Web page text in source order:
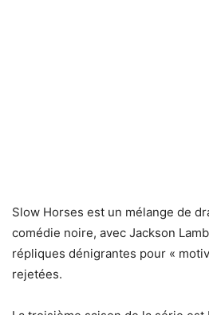
Slow Horses est un mélange de
comédie noire, avec Jackson
répliques dénigrantes pour «
rejetées.